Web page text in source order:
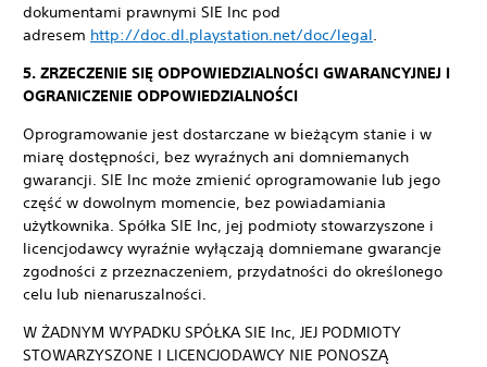
dokumentami prawnymi SIE Inc pod
adresem http://doc.dl.playstation.net/doc/legal.
5. ZRZECZENIE SIĘ ODPOWIEDZIALNOŚCI GWARANCYJNEJ I
OGRANICZENIE ODPOWIEDZIALNOŚCI
Oprogramowanie jest dostarczane w bieżącym stanie i w
miarę dostępności, bez wyraźnych ani domniemanych
gwarancji. SIE Inc może zmienić oprogramowanie lub jego
część w dowolnym momencie, bez powiadamiania
użytkownika. Spółka SIE Inc, jej podmioty stowarzyszone i
licencjodawcy wyraźnie wyłączają domniemane gwarancje
zgodności z przeznaczeniem, przydatności do określonego
celu lub nienaruszalności.
W ŻADNYM WYPADKU SPÓŁKA SIE Inc, JEJ PODMIOTY
STOWARZYSZONE I LICENCJODAWCY NIE PONOSZĄ